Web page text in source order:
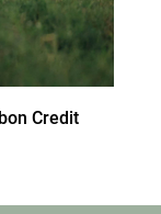
Credit